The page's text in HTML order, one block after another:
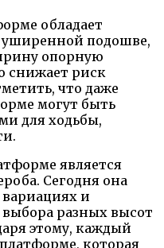
обладает
уширенной подошве,
опорную
снижает риск
что даже
могут быть
для ходьбы,
является
Сегодня она
и
разных высот
этому, каждый
которая